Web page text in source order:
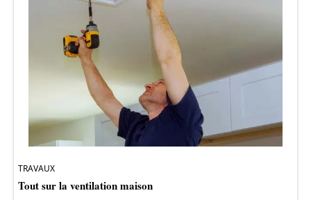
TRAVAUX
Tout sur la ventilation maison